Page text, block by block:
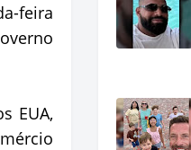
feira
EUA,